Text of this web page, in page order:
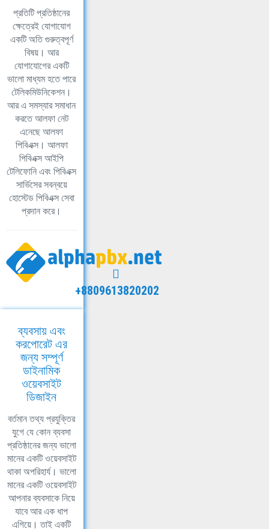
প্রতিটি প্রতিষ্ঠানের
ক্ষেত্রেই যোগাযোগ
একটি অতি গুরুত্বপূর্ণ
বিষয়। আর
যোগাযোগের একটি
ভালো মাধ্যম হতে পারে
টেলিকমিউনিকেশন।
আর এ সমস্যার সমাধান
করতে আলফা নেট
এনেছে আলফা
পিবিএক্স। আলফা
পিবিএক্স আইপি
টেলিফোনি এবং পিবিএক্স
সার্ভিসের সবন্বয়ে
হোস্টেড পিবিএক্স সেবা
প্রদান করে।
+8809613820202
ব্যবসায় এবং
করপোরেট এর
জন্য সম্পূর্ণ
ডাইনামিক
ওয়েবসাইট
ডিজাইন
বর্তমান তথ্য প্রযুক্তির
যুগে যে কোন ব্যবসা
প্রতিষ্ঠানের জন্য ভালো
মানের একটি ওয়েবসাইট
থাকা অপরিহার্য। ভালো
মানের একটি ওয়েবসাইট
আপনার ব্যবসাকে নিয়ে
যাবে আর এক ধাপ
এগিয়ে। তাই একটি